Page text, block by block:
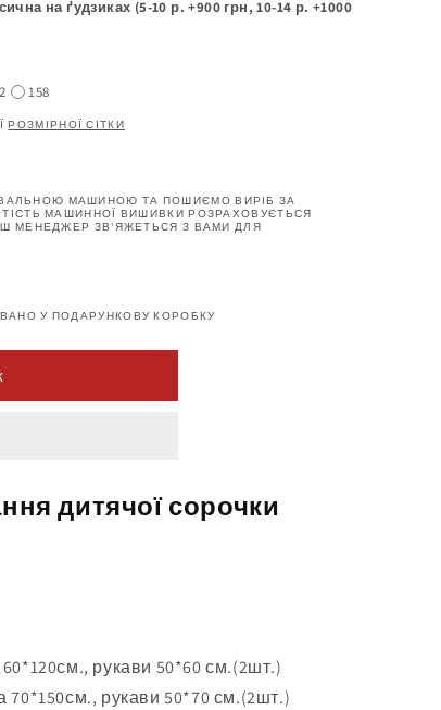
на ґудзиках (5-10 р. +900 грн, 10-14 р. +1000
158
РОЗМІРНОЇ СІТКИ
МАШИНОЮ ТА ПОШИЄМО ВИРІБ ЗА
МАШИННОЇ ВИШИВКИ РОЗРАХОВУЄТЬСЯ
МЕНЕДЖЕР ЗВ'ЯЖЕТЬСЯ З ВАМИ ДЛЯ
У ПОДАРУНКОВУ КОРОБКУ
дитячої сорочки
60*120см., рукави 50*60 см.(2шт.)
70*150см., рукави 50*70 см.(2шт.)